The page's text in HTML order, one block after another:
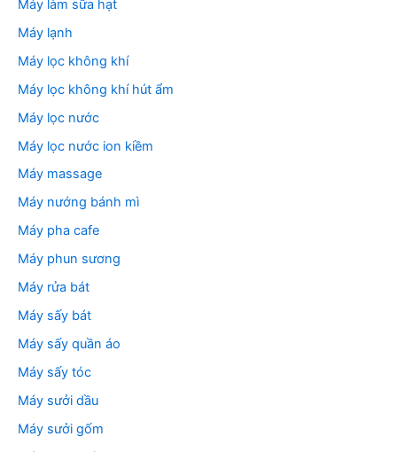
Máy làm sữa hạt
Máy lạnh
Máy lọc không khí
Máy lọc không khí hút ẩm
Máy lọc nước
Máy lọc nước ion kiềm
Máy massage
Máy nướng bánh mì
Máy pha cafe
Máy phun sương
Máy rửa bát
Máy sấy bát
Máy sấy quần áo
Máy sấy tóc
Máy sưởi dầu
Máy sưởi gốm